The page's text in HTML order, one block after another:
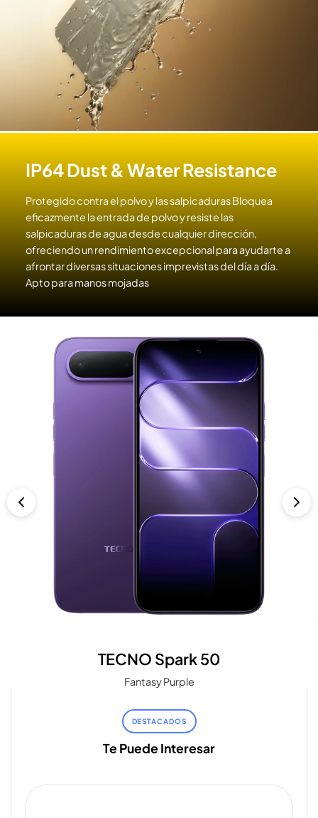
IP64 Dust & Water Resistance
Protegido contra el polvo y las salpicaduras Bloquea
eficazmente la entrada de polvo y resiste las
salpicaduras de agua desde cualquier dirección,
ofreciendo un rendimiento excepcional para ayudarte a
afrontar diversas situaciones imprevistas del día a día.
Apto para manos mojadas
TECNO Spark 50
Fantasy Purple
DESTACADOS
Te Puede Interesar